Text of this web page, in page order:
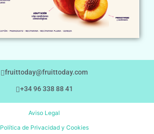
fruittoday@fruittoday.com
+34 96 338 88 41
Aviso Legal
Política de Privacidad y Cookies